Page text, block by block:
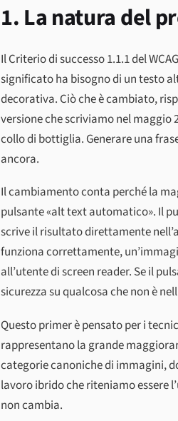
1. La natura del
Il Criterio di successo 1.1.1 del
significato ha bisogno di un testo
decorativa. Ciò che è cambiato,
versione che scriviamo nel maggio
collo di bottiglia. Generare una
ancora.
Il cambiamento conta perché la
pulsante «alt text automatico». Il
scrive il risultato direttamente
funziona correttamente,
all’utente di screen reader. Se il
sicurezza su qualcosa che non è
Questo primer è pensato per i
rappresentano la grande
categorie canoniche di immagini,
lavoro ibrido che riteniamo essere
non cambia.